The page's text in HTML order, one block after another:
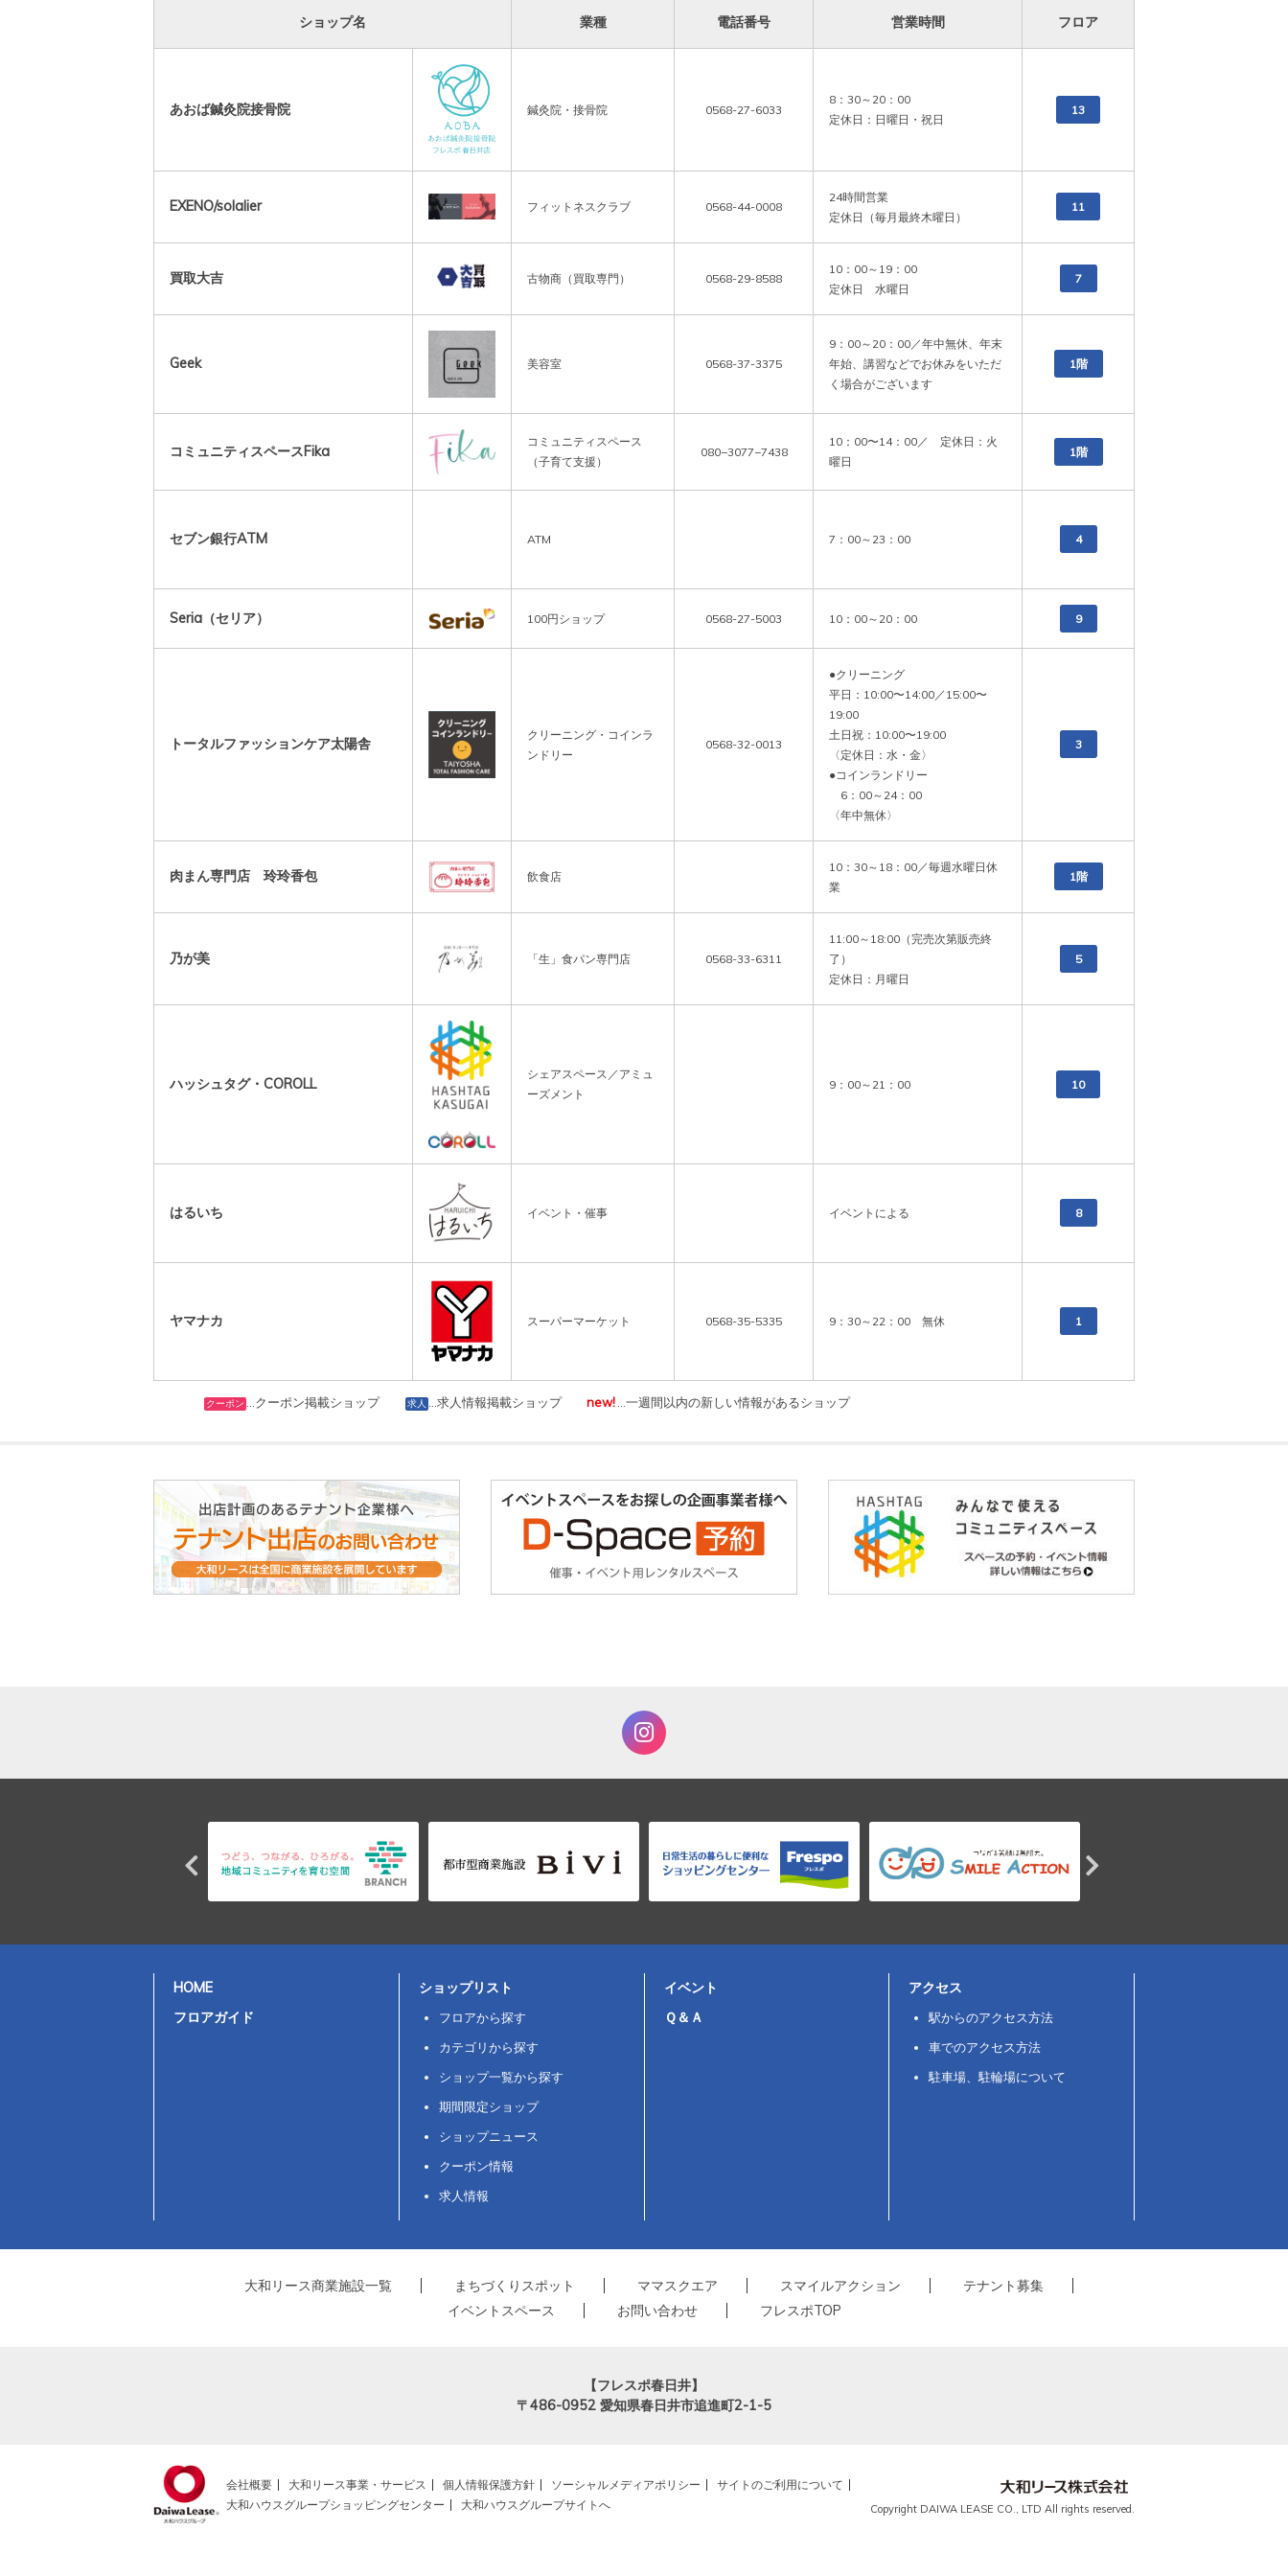
ショップ名 業種 電話番号 営業時間 フロア
あおば鍼灸院接骨院 鍼灸院・接骨院 0568-27-6033
8：30～20：00
定休日：日曜日・祝日
13
EXENO/solalier フィットネスクラブ 0568-44-0008
24時間営業
定休日（毎月最終木曜日）
11
買取大吉 古物商（買取専門） 0568-29-8588
10：00～19：00
定休日　水曜日
7
Geek 美容室 0568-37-3375
9：00～20：00／年中無休、年末
年始、講習などでお休みをいただ
く場合がございます
1階
コミュニティスペースFika
コミュニティスペース
（子育て支援）
080−3077−7438
10：00〜14：00／　定休日：火
曜日
1階
セブン銀行ATM ATM 7：00～23：00 4
Seria（セリア） 100円ショップ 0568-27-5003 10：00～20：00 9
トータルファッションケア太陽舎
クリーニング・コインラ
ンドリー
0568-32-0013
●クリーニング
平日：10:00〜14:00／15:00〜
19:00
土日祝：10:00〜19:00
〈定休日：水・金〉
●コインランドリー
6：00～24：00
〈年中無休〉
3
肉まん専門店 玲玲香包 飲食店
10：30～18：00／毎週水曜日休
業
1階
乃が美 「生」食パン専門店 0568-33-6311
11:00～18:00（完売次第販売終
了）
定休日：月曜日
5
ハッシュタグ・COROLL
シェアスペース／アミュ
ーズメント
9：00～21：00 10
はるいち イベント・催事 イベントによる 8
ヤマナカ スーパーマーケット 0568-35-5335 9：30～22：00　無休 1
クーポン …クーポン掲載ショップ 求人 …求人情報掲載ショップ new! …一週間以内の新しい情報があるショップ
HOME
フロアガイド
ショップリスト
フロアから探す
カテゴリから探す
ショップ一覧から探す
期間限定ショップ
ショップニュース
クーポン情報
求人情報
イベント
Ｑ＆Ａ
アクセス
駅からのアクセス方法
車でのアクセス方法
駐車場、駐輪場について
大和リース商業施設一覧 まちづくりスポット ママスクエア スマイルアクション
テナント募集
イベントスペース
お問い合わせ フレスポTOP
【フレスポ春日井】
〒486-0952 愛知県春日井市追進町2-1-5
会社概要 大和リース事業・サービス 個人情報保護方針 ソーシャルメディアポリシー
サイトのご利用について
大和ハウスグループショッピングセンター
大和ハウスグループサイトへ Copyright DAIWA LEASE CO., LTD All rights reserved.